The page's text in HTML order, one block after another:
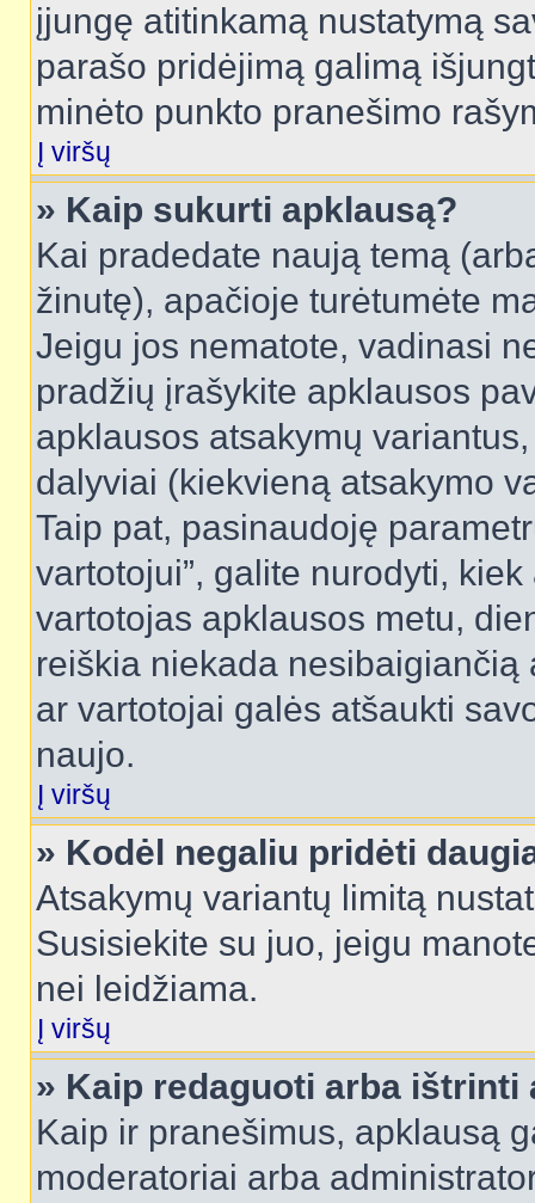
įjungę atitinkamą nustatymą
parašo pridėjimą galimą
minėto punkto pranešimo
Į viršų
» Kaip sukurti apklausą?
Kai pradedate naują temą
žinutę), apačioje turėtumėte
Jeigu jos nematote, vadinasi
pradžių įrašykite apklausos
apklausos atsakymų
dalyviai (kiekvieną atsakymo
Taip pat, pasinaudoję
vartotojui”, galite nurodyti,
vartotojas apklausos metu,
reiškia niekada
ar vartotojai galės atšaukti
naujo.
Į viršų
» Kodėl negaliu pridėti
Atsakymų variantų limitą
Susisiekite su juo, jeigu
nei leidžiama.
Į viršų
» Kaip redaguoti arba ištrinti
Kaip ir pranešimus, apklausą
moderatoriai arba